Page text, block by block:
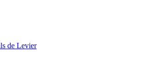
de Levier